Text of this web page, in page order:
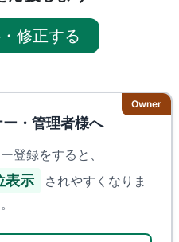
修正する
Owner
・管理者様へ
登録をすると、
表示
されやすくなりま